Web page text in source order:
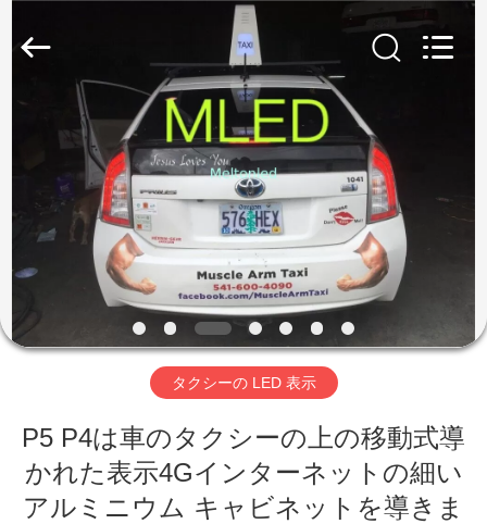
ダ
ク
私
達
optoelectronics
タクシーの LED 表示
P5 P4は車のタクシーの上の移動式導
かれた表示4Gインターネットの細い
アルミニウム キャビネットを導きま